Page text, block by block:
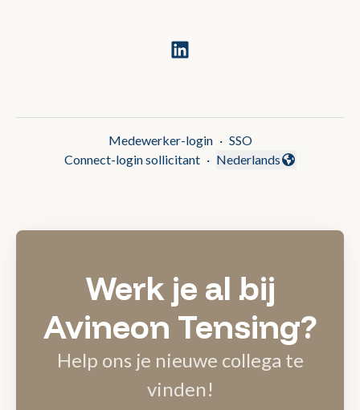
Medewerker-login · SSO
Connect-login sollicitant ·
Taal wijzigen
Nederlands
Werk je al bij
Avineon Tensing?
Help ons je nieuwe collega te
vinden!